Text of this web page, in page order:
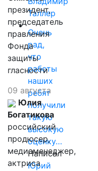
Таллер
Очень
рад,
что
работы
наших
ребят
получили
такую
высокую
оценку…
Написал
Юрий
президент,
председатель
правления
Фонда
защиты
гласности
09 августа
Юлия
Богатикова
российский
продюсер,
медиаменеджер,
актриса